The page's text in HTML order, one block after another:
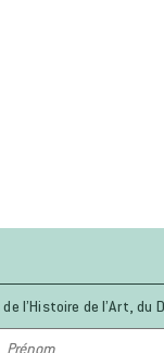
l’Histoire de l’Art, du